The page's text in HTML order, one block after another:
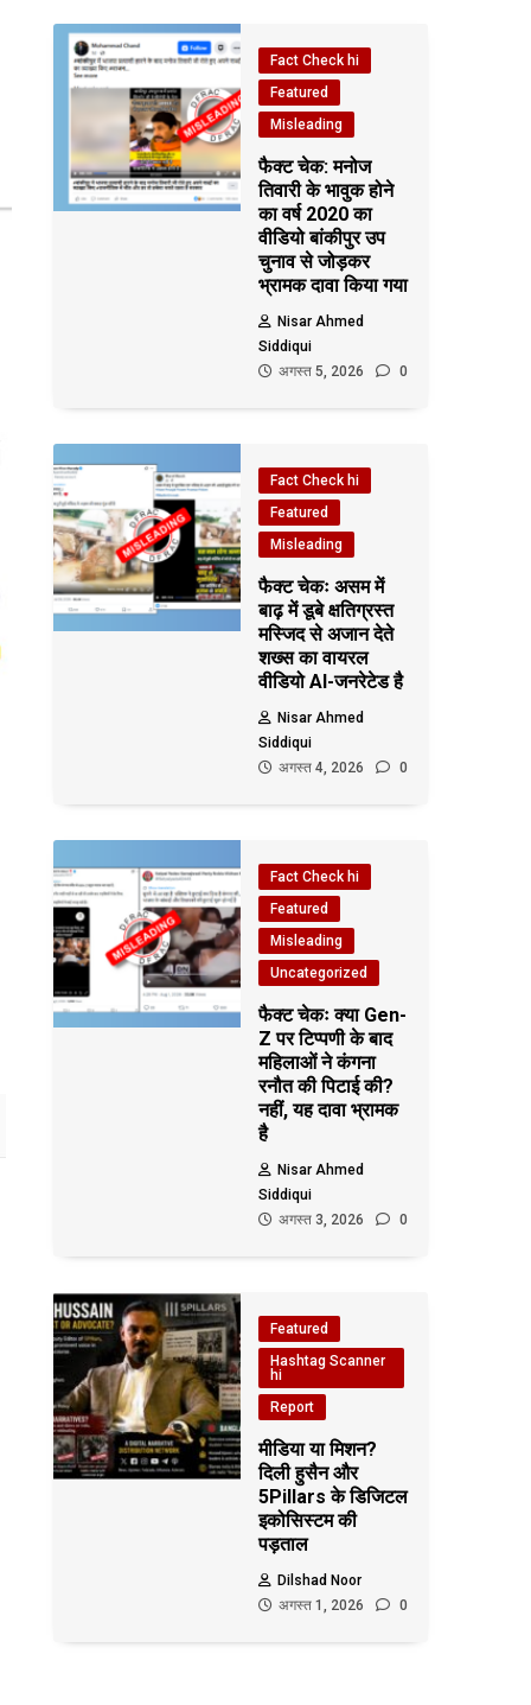
Fact Check hi
Featured
Misleading
फैक्ट चेक: मनोज
तिवारी के भावुक होने
का वर्ष 2020 का
वीडियो बांकीपुर उप
चुनाव से जोड़कर
भ्रामक दावा किया गया
Nisar Ahmed
Siddiqui
अगस्त 5, 2026
0
Fact Check hi
Featured
Misleading
फैक्ट चेकः असम में
बाढ़ में डूबे क्षतिग्रस्त
मस्जिद से अजान देते
शख्स का वायरल
वीडियो AI-जनरेटेड है
Nisar Ahmed
Siddiqui
अगस्त 4, 2026
0
Fact Check hi
Featured
Misleading
Uncategorized
फैक्ट चेकः क्या Gen-
Z पर टिप्पणी के बाद
महिलाओं ने कंगना
रनौत की पिटाई की?
नहीं, यह दावा भ्रामक
है
Nisar Ahmed
Siddiqui
अगस्त 3, 2026
0
Featured
Hashtag Scanner
hi
Report
मीडिया या मिशन?
दिली हुसैन और
5Pillars के डिजिटल
इकोसिस्टम की
पड़ताल
Dilshad Noor
अगस्त 1, 2026
0